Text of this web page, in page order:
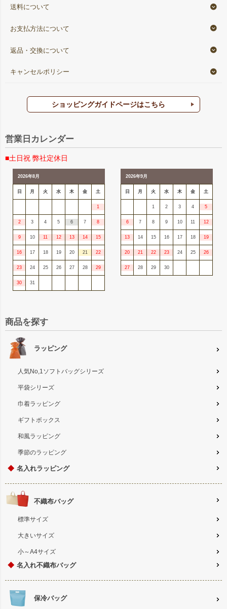
送料について
お支払方法について
返品・交換について
キャンセルポリシー
ショッピングガイドページはこちら
営業日カレンダー
■土日祝 弊社定休日
2026年8月
日 月 火 水 木 金 土
1
2 3 4 5 6 7 8
9 10 11 12 13 14 15
16 17 18 19 20 21 22
23 24 25 26 27 28 29
30 31
2026年9月
日 月 火 水 木 金 土
1 2 3 4 5
6 7 8 9 10 11 12
13 14 15 16 17 18 19
20 21 22 23 24 25 26
27 28 29 30
商品を探す
ラッピング
人気No,1ソフトバッグシリーズ
平袋シリーズ
巾着ラッピング
ギフトボックス
和風ラッピング
季節のラッピング
◆ 名入れラッピング
不織布バッグ
標準サイズ
大きいサイズ
小～A4サイズ
◆ 名入れ不織布バッグ
保冷バッグ